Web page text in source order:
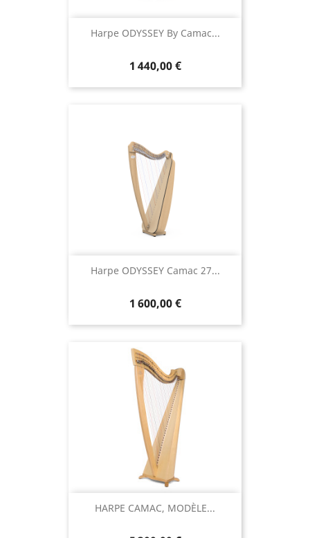
Harpe ODYSSEY By Camac...
1 440,00 €
Harpe ODYSSEY Camac 27...
1 600,00 €
HARPE CAMAC, MODÈLE...